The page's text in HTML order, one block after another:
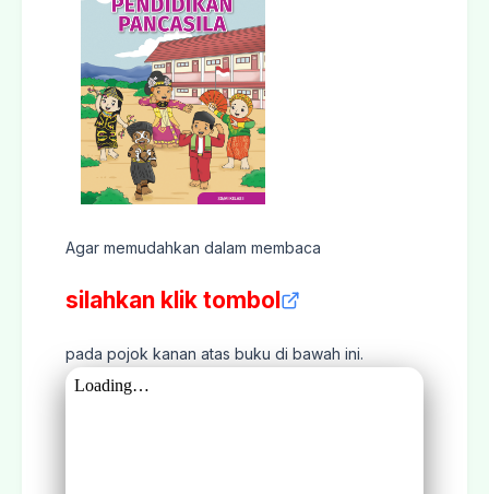
Agar memudahkan dalam membaca
silahkan klik tombol
pada pojok kanan atas buku di bawah ini.